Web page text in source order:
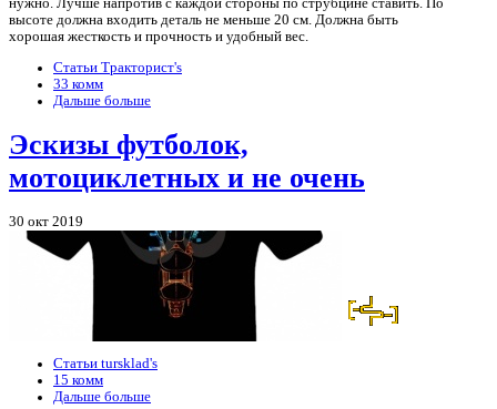
нужно. Лучше напротив с каждой стороны по струбцине ставить. По
высоте должна входить деталь не меньше 20 см. Должна быть
хорошая жесткость и прочность и удобный вес.
Статьи Тракторист's
33 комм
Дальше больше
Эскизы футболок,
мотоциклетных и не очень
30 окт 2019
Статьи tursklad's
15 комм
Дальше больше